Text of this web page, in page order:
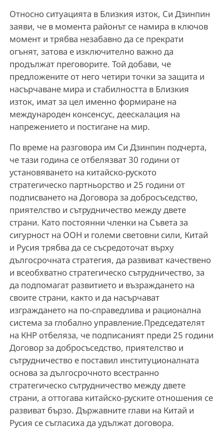
Относно ситуацията в Близкия изток, Си Дзинпин
заяви, че в момента районът се намира в ключов
момент и трябва незабавно да се прекрати
огънят, затова е изключително важно да
продължат преговорите. Той добави, че
предложените от него четири точки за защита и
насърчаване мира и стабилността в Близкия
изток, имат за цел именно формиране на
международен консенсус, деескалация на
напрежението и постигане на мир.
По време на разговора им Си Дзинпин подчерта,
че тази година се отбелязват 30 години от
установяването на китайско-руското
стратегическо партньорство и 25 години от
подписването на Договора за добросъседство,
приятелство и сътрудничество между двете
страни. Като постоянни членки на Съвета за
сигурност на ООН и големи световни сили, Китай
и Русия трябва да се съсредоточат върху
дългосрочната стратегия, да развиват качествено
и всеобхватно стратегическо сътрудничество, за
да подпомагат развитието и възраждането на
своите страни, както и да насърчават
изграждането на по-справедлива и рационална
система за глобално управление.Председателят
на КНР отбеляза, че подписаният преди 25 години
Договор за добросъседство, приятелство и
сътрудничество е поставил институционалната
основа за дългосрочното всестранно
стратегическо сътрудничество между двете
страни, а оттогава китайско-руските отношения се
развиват бързо. Държавните глави на Китай и
Русия се съгласиха да удължат договора.